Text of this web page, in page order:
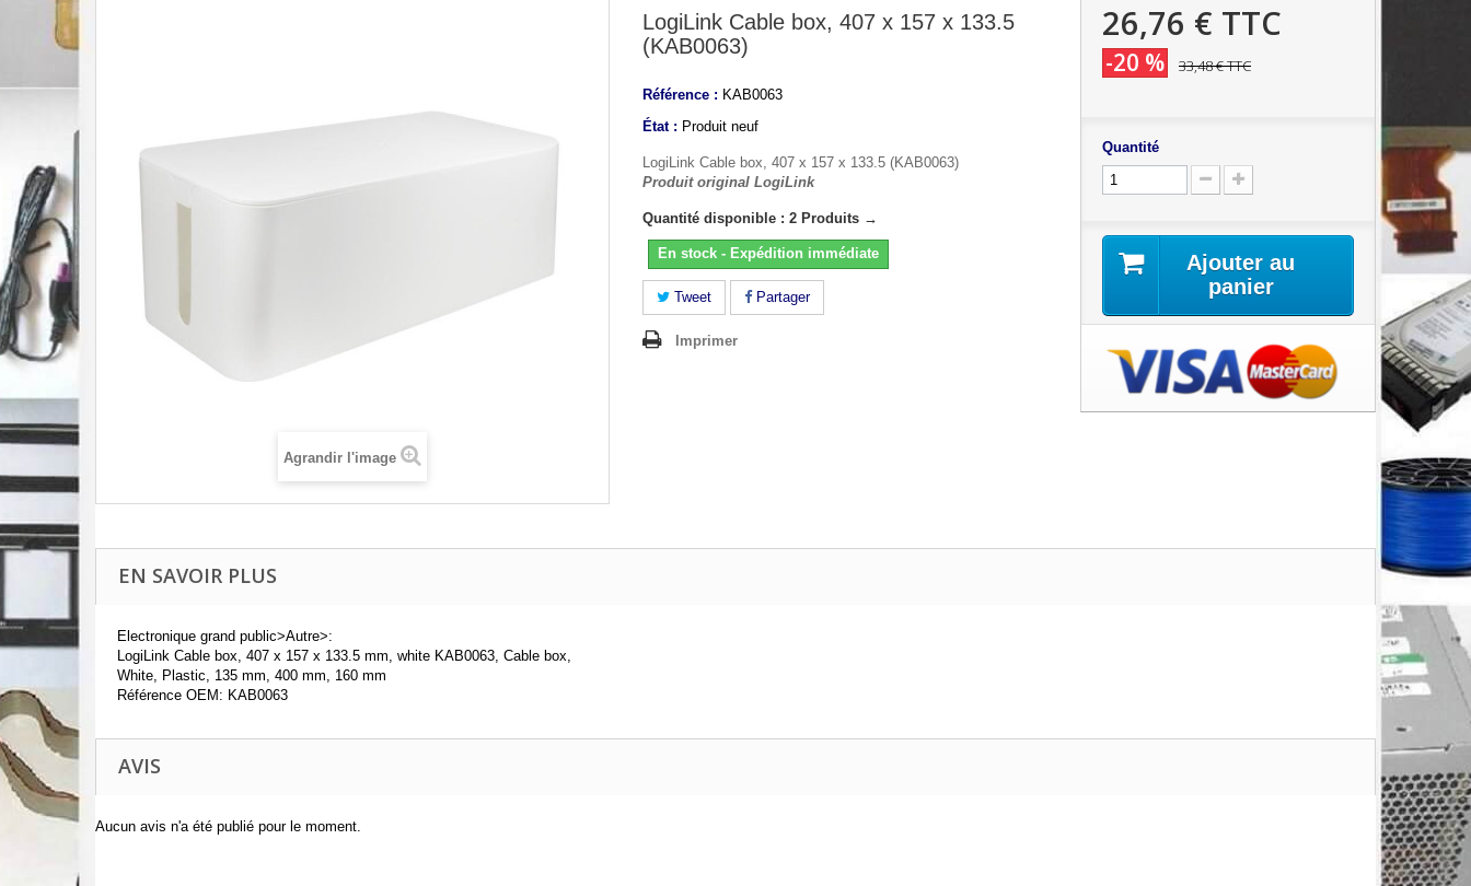
Agrandir l'image
LogiLink Cable box, 407 x 157 x 133.5
(KAB0063)
Référence : KAB0063
État : Produit neuf
LogiLink Cable box, 407 x 157 x 133.5 (KAB0063)
Produit original LogiLink
Quantité disponible : 2 Produits →
En stock - Expédition immédiate
Tweet Partager
Imprimer
26,76 € TTC
-20 % 33,48 €TTC
Quantité
Ajouter au
panier
EN SAVOIR PLUS
Electronique grand public>Autre>:
LogiLink Cable box, 407 x 157 x 133.5 mm, white KAB0063, Cable box,
White, Plastic, 135 mm, 400 mm, 160 mm
Référence OEM: KAB0063
AVIS
Aucun avis n'a été publié pour le moment.